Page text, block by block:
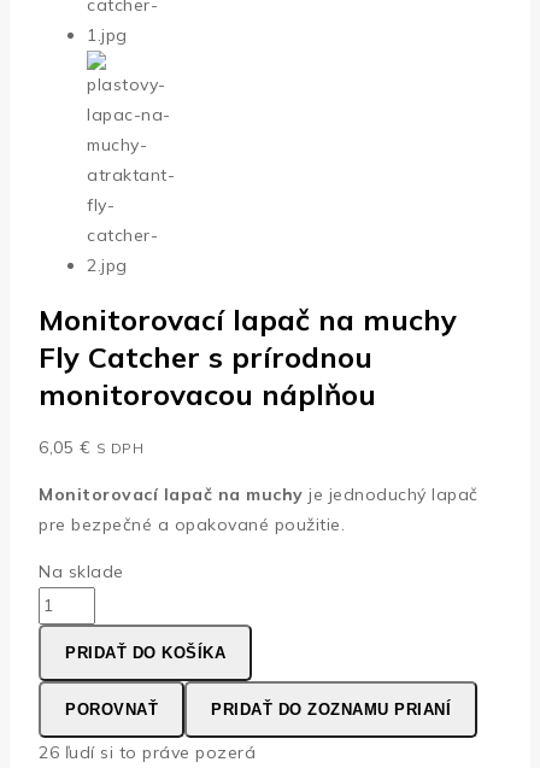
Monitorovací lapač na muchy
Fly Catcher s prírodnou
monitorovacou náplňou
6,05 € S DPH
Monitorovací lapač na muchy je jednoduchý lapač
pre bezpečné a opakované použitie.
Na sklade
množstvo
Monitorovací
lapač
na
muchy
Fly
PRIDAŤ DO KOŠÍKA
POROVNAŤ PRIDAŤ DO ZOZNAMU PRIANÍ
26 ľudí si to práve pozerá